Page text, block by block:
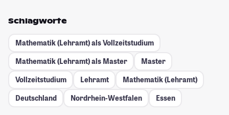
Schlagworte
Mathematik (Lehramt) als Vollzeitstudium
Mathematik (Lehramt) als Master
Master
Vollzeitstudium
Lehramt
Mathematik (Lehramt)
Deutschland
Nordrhein-Westfalen Essen